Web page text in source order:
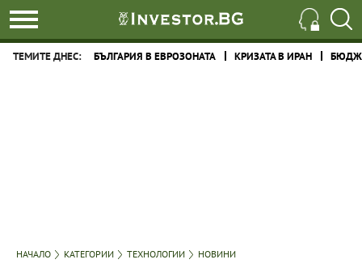
ТЕМИТЕ ДНЕС: БЪЛГАРИЯ В ЕВРОЗОНАТА КРИЗАТА В ИРАН
НАЧАЛО КАТЕГОРИИ ТЕХНОЛОГИИ НОВИНИ